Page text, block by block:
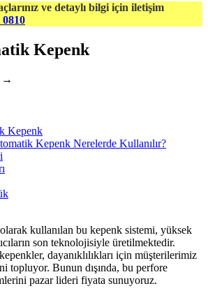
ve detaylı bilgi için iletişim
0810
Kepenk
→
Kepenk
Kepenk Nerelerde Kullanılır?
kullanılan bu kepenk sistemi, yüksek
son teknolojisiyle üretilmektedir.
dayanıklılıkları için müşterilerimiz
topluyor. Bunun dışında, bu perfore
pazar lideri fiyata sunuyoruz.